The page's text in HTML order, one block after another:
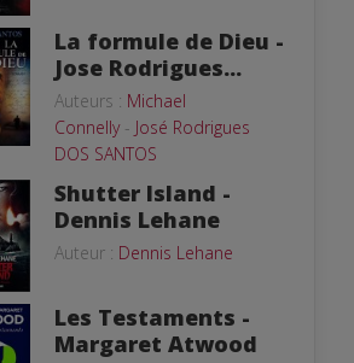
La formule de Dieu -
Jose Rodrigues...
Auteurs : Michael
Connelly- José Rodrigues
DOS SANTOS
Shutter Island -
Dennis Lehane
Auteur : Dennis Lehane
Les Testaments -
Margaret Atwood